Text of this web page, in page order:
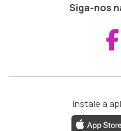
Siga-nos
Instale a